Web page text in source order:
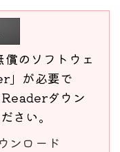
のソフトウェ
が必要で
ダウン
さい。
ロード